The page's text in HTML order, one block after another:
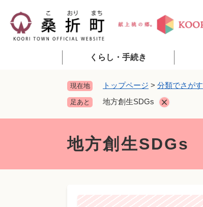
くらし・手続き
現在地 トップページ > 分類でさがす
足あと 地方創生SDGs
地方創生SDGs